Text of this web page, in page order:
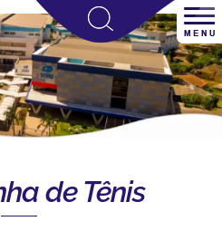
de Tênis